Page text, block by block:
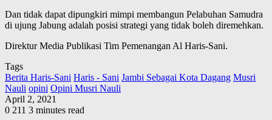
Dan tidak dapat dipungkiri mimpi membangun Pelabuhan Samudra
di ujung Jabung adalah posisi strategi yang tidak boleh diremehkan.
Direktur Media Publikasi Tim Pemenangan Al Haris-Sani.
Tags
Berita Haris-Sani Haris - Sani Jambi Sebagai Kota Dagang Musri
Nauli opini Opini Musri Nauli
April 2, 2021
0 211 3 minutes read